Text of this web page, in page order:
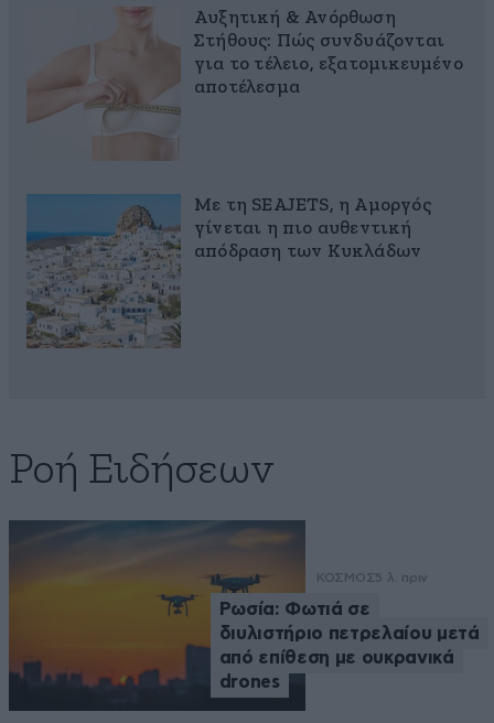
Αυξητική & Ανόρθωση
Στήθους: Πώς συνδυάζονται
για το τέλειο, εξατομικευμένο
αποτέλεσμα
Με τη SEAJETS, η Αμοργός
γίνεται η πιο αυθεντική
απόδραση των Κυκλάδων
Ροή Ειδήσεων
ΚΟΣΜΟΣ5 λ. πριν
Ρωσία: Φωτιά σε
διυλιστήριο πετρελαίου μετά
από επίθεση με ουκρανικά
drones